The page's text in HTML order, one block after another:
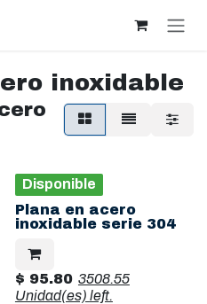
inoxidable
Disponible
Plana en acero
inoxidable serie 304
$ 95.80 3508.55
Unidad(es) left.